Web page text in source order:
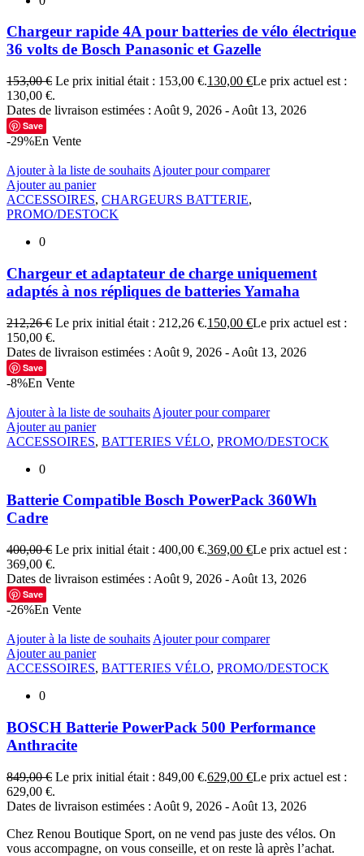
Chargeur rapide 4A pour batteries de vélo électrique
36 volts de Bosch Panasonic et Gazelle
153,00€ Le prix initial était : 153,00 €.130,00 €Le prix actuel est :
130,00 €.
Dates de livraison estimées : Août 9, 2026 - Août 13, 2026
Save
-29%En Vente
Ajouter à la liste de souhaits Ajouter pour comparer
Ajouter au panier
ACCESSOIRES, CHARGEURS BATTERIE,
PROMO/DESTOCK
0
Chargeur et adaptateur de charge uniquement
adaptés à nos répliques de batteries Yamaha
212,26€ Le prix initial était : 212,26 €.150,00 €Le prix actuel est :
150,00 €.
Dates de livraison estimées : Août 9, 2026 - Août 13, 2026
Save
-8%En Vente
Ajouter à la liste de souhaits Ajouter pour comparer
Ajouter au panier
ACCESSOIRES, BATTERIES VÉLO, PROMO/DESTOCK
0
Batterie Compatible Bosch PowerPack 360Wh
Cadre
400,00€ Le prix initial était : 400,00 €.369,00 €Le prix actuel est :
369,00 €.
Dates de livraison estimées : Août 9, 2026 - Août 13, 2026
Save
-26%En Vente
Ajouter à la liste de souhaits Ajouter pour comparer
Ajouter au panier
ACCESSOIRES, BATTERIES VÉLO, PROMO/DESTOCK
0
BOSCH Batterie PowerPack 500 Performance
Anthracite
849,00€ Le prix initial était : 849,00 €.629,00 €Le prix actuel est :
629,00 €.
Dates de livraison estimées : Août 9, 2026 - Août 13, 2026
Chez Renou Boutique Sport, on ne vend pas juste des vélos. On
vous accompagne, on vous conseille, et on reste là après l’achat.